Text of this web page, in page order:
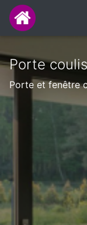
Porte
Porte et fenêtre